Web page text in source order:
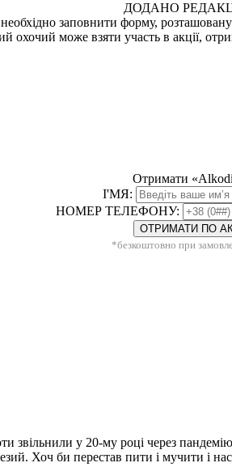
ДОДАНО
заповнити форму,
охочий може взяти участь в акції,
Отримати
І'МЯ:
НОМЕР ТЕЛЕФОНУ:
ОТРИМАТИ ПО
*безкоштовно при
звільнили у 20-му році через
Хоч би перестав пити і мучити і